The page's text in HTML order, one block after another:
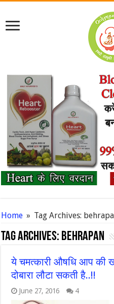
Home » Tag Archives:
Tag Archives: behrapan
ये चमत्कारी औषधि आप की
दोबारा लौटा सकती है..!!
June 27, 2016 4